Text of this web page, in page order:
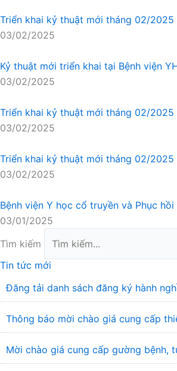
Triển khai kỷ thuật mới tháng 02/
03/02/2025
Kỷ thuật mới triển khai tại Bệnh viện
03/02/2025
Triển khai kỷ thuật mới tháng 02/
03/02/2025
Triển khai kỷ thuật mới tháng 02/
03/02/2025
Bệnh viện Y học cổ truyền và Phục
03/01/2025
Tìm kiếm
Tin tức mới
Đăng tải danh sách đăng ký hành
Thông báo mời chào giá cung cấp
Mời chào giá cung cấp gường bệnh,